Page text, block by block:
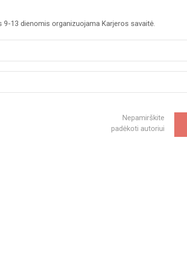
9-13 dienomis organizuojama Karjeros savaitė.
Nepamirškite
padėkoti autoriui